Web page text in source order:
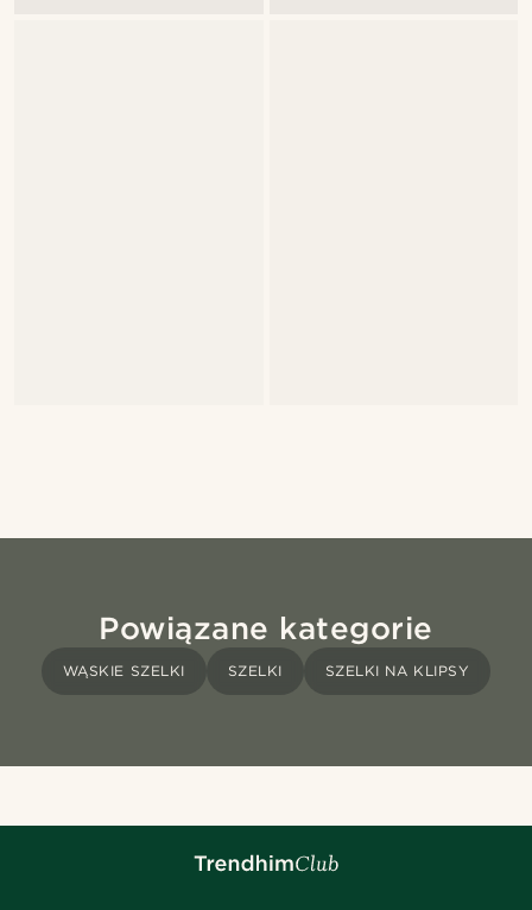
Powiązane kategorie
WĄSKIE SZELKI SZELKI SZELKI NA KLIPSY